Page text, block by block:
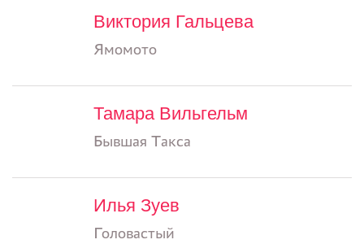
Виктория Гальцева
Ямомото
Тамара Вильгельм
Бывшая Такса
Илья Зуев
Головастый